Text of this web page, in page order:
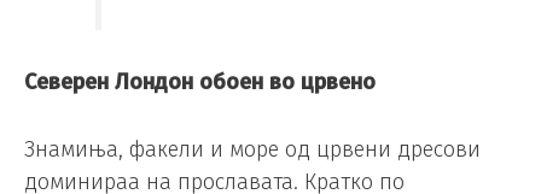
Северен Лондон обоен во црвено
Знамиња, факели и море од црвени дресови
доминираа на прославата. Кратко по